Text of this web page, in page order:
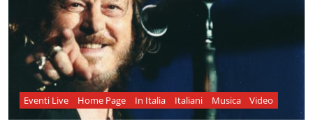
Eventi Live Home Page In Italia Italiani Musica Video